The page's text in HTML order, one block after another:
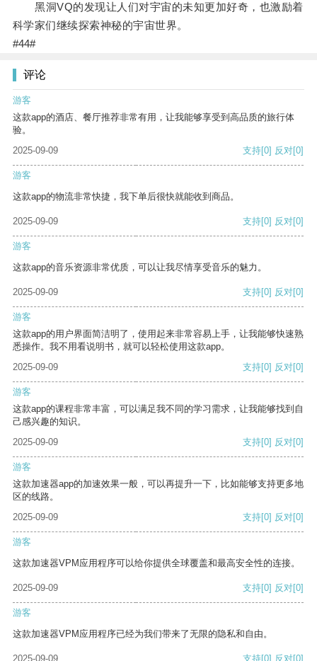
黑洞VQ的发现让人们对宇宙的未知更加好奇，也激励着
科学家们继续探索神秘的宇宙世界。
#44#
评论
游客
这款app的酒店、餐厅推荐非常有用，让我能够享受到高品质的旅行体
验。
2025-09-09
支持[0] 反对[0]
游客
这款app的物流非常快捷，我下单后很快就能收到商品。
2025-09-09 支持[0] 反对[0]
游客
这款app的音乐资源非常优质，可以让我尽情享受音乐的魅力。
2025-09-09 支持[0] 反对[0]
游客
这款app的用户界面简洁明了，使用起来非常容易上手，让我能够快速熟
悉操作。我不用看说明书，就可以轻松使用这款app。
2025-09-09
支持[0] 反对[0]
游客
这款app的课程非常丰富，可以满足我不同的学习需求，让我能够找到自
己感兴趣的知识。
2025-09-09
支持[0] 反对[0]
游客
这款加速器app的加速效果一般，可以再提升一下，比如能够支持更多地
区的线路。
2025-09-09
支持[0] 反对[0]
游客
这款加速器VPM应用程序可以给你提供全球覆盖和最高安全性的连接。
2025-09-09 支持[0] 反对[0]
游客
这款加速器VPM应用程序已经为我们带来了无限的隐私和自由。
2025-09-09 支持[0] 反对[0]